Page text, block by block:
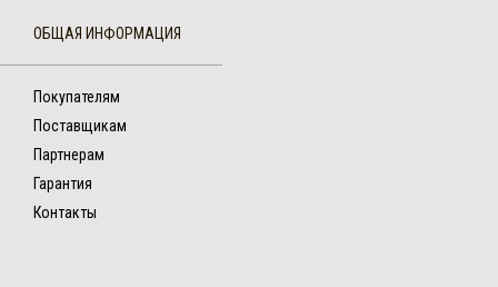
ОБЩАЯ ИНФОРМАЦИЯ
Покупателям
Поставщикам
Партнерам
Гарантия
Контакты